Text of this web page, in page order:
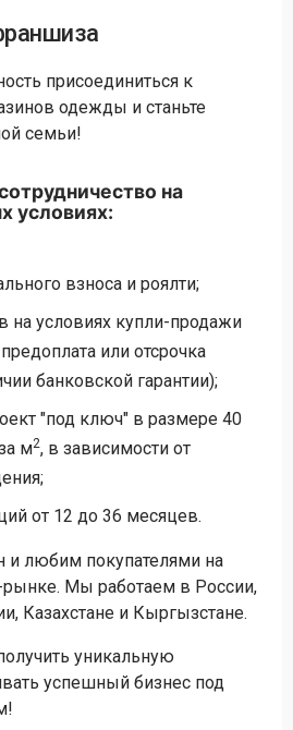
присоединиться к
одежды и станьте
семьи!
на
условиях:
взноса и роялти;
на условиях купли-продажи
или отсрочка
банковской гарантии);
"под ключ" в размере 40
м2, в зависимости от
от 12 до 36 месяцев.
и любим покупателями на
Мы работаем в России,
Казахстане и Кыргызстане.
уникальную
успешный бизнес под